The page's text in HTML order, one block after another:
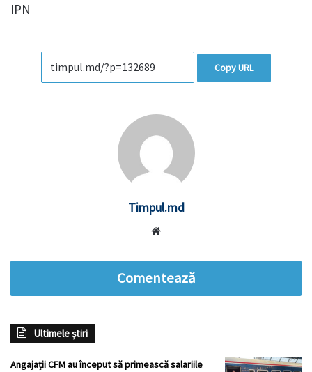
IPN
Copy URL
Timpul.md
Comentează
Ultimele știri
Angajații CFM au început să primească salariile